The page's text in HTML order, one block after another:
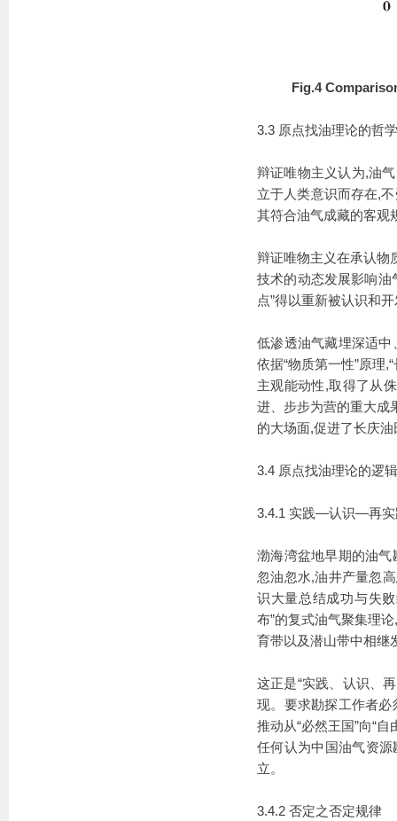
Fig.4
3.3 原点找油理论的哲
辩证唯物主义认为,油
立于人类意识而存在,
其符合油气成藏的客观
辩证唯物主义在承认物
技术的动态发展影响油
点”得以重新被认识和
低渗透油气藏埋深适
依据“物质第一性”原理
主观能动性,取得了从
进、步步为营的重大成
的大场面,促进了长庆
3.4 原点找油理论的逻
3.4.1 实践—认识—再
渤海湾盆地早期的油气
忽油忽水,油井产量忽
识大量总结成功与失
布”的复式油气聚集理
育带以及潜山带中相继
这正是“实践、认识、
现。要求勘探工作者
推动从“必然王国”向“
任何认为中国油气资源
立。
3.4.2 否定之否定规律